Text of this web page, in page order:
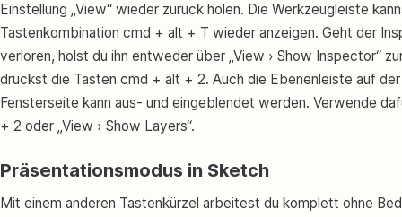
Einstellung „View“ wieder zurück holen. Die Werkzeugleiste
Tastenkombination cmd + alt + T wieder anzeigen. Geht der
verloren, holst du ihn entweder über „View › Show Inspector“
drückst die Tasten cmd + alt + 2. Auch die Ebenenleiste auf der
Fensterseite kann aus- und eingeblendet werden. Verwende
+ 2 oder „View › Show Layers“.
Präsentationsmodus in Sketch
Mit einem anderen Tastenkürzel arbeitest du komplett ohne